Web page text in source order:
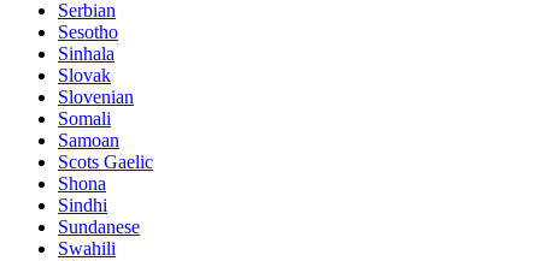
Serbian
Sesotho
Sinhala
Slovak
Slovenian
Somali
Samoan
Scots Gaelic
Shona
Sindhi
Sundanese
Swahili